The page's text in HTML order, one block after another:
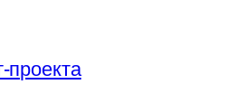
проекта